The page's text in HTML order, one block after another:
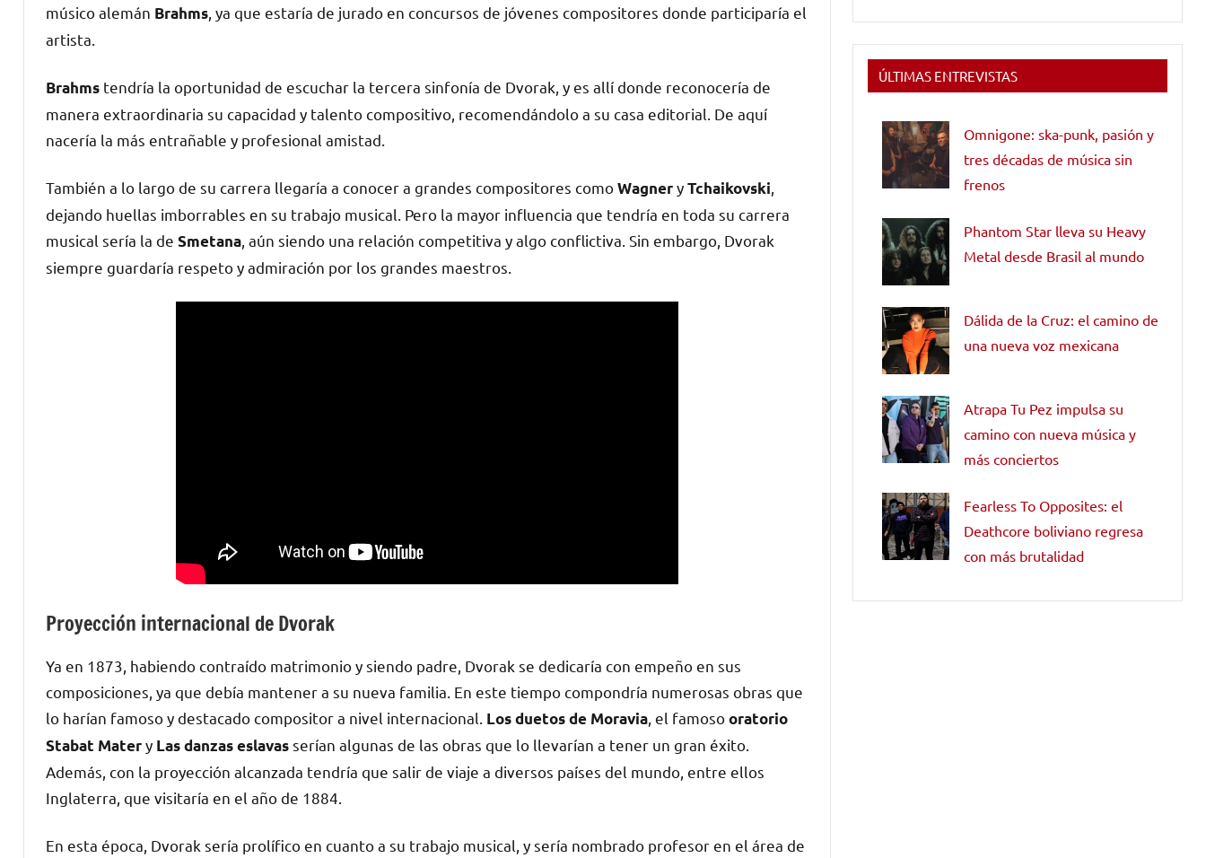
músico alemán Brahms, ya que estaría de jurado en concursos de jóvenes compositores donde participaría el
artista.
Brahms tendría la oportunidad de escuchar la tercera sinfonía de Dvorak, y es allí donde reconocería de
manera extraordinaria su capacidad y talento compositivo, recomendándolo a su casa editorial. De aquí
nacería la más entrañable y profesional amistad.
También a lo largo de su carrera llegaría a conocer a grandes compositores comoWagneryTchaikovski,
dejando huellas imborrables en su trabajo musical. Pero la mayor influencia que tendría en toda su carrera
musical sería la de Smetana, aún siendo una relación competitiva y algo conflictiva. Sin embargo, Dvorak
siempre guardaría respeto y admiración por los grandes maestros.
Proyección internacional de Dvorak
Ya en 1873, habiendo contraído matrimonio y siendo padre, Dvorak se dedicaría con empeño en sus
composiciones, ya que debía mantener a su nueva familia. En este tiempo compondría numerosas obras que
lo harían famoso y destacado compositor a nivel internacional. Los duetos de Moravia , el famosooratorio
Stabat Matery Las danzas eslavasserían algunas de las obras que lo llevarían a tener un gran éxito.
Además, con la proyección alcanzada tendría que salir de viaje a diversos países del mundo, entre ellos
Inglaterra, que visitaría en el año de 1884.
En esta época, Dvorak sería prolífico en cuanto a su trabajo musical, y sería nombrado profesor en el área de
ÚLTIMAS ENTREVISTAS
Omnigone: ska-punk, pasión y
tres décadas de música sin
frenos
Phantom Star lleva su Heavy
Metal desde Brasil al mundo
Dálida de la Cruz: el camino de
una nueva voz mexicana
Atrapa Tu Pez impulsa su
camino con nueva música y
más conciertos
Fearless To Opposites: el
Deathcore boliviano regresa
con más brutalidad